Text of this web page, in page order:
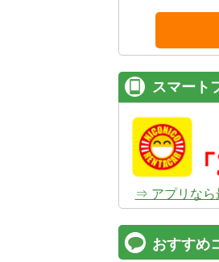
スマート
⇒ アプリなら
おすすめ